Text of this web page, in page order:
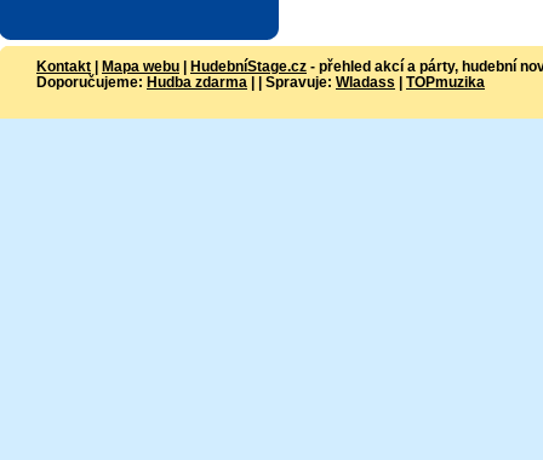
Kontakt | Mapa webu | HudebníStage.cz - přehled akcí a párty, hudební
Doporučujeme: Hudba zdarma | | Spravuje: Wladass | TOPmuzika